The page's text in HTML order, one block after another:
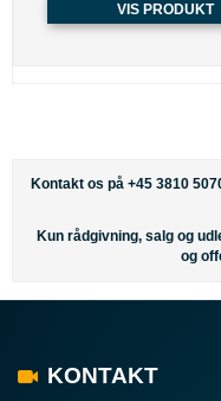
VIS PRODUKT
Kontakt os på +45 3810
Kun rådgivning, salg og
og
KONTAKT